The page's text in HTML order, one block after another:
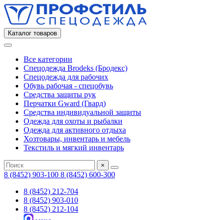
Каталог товаров
Все категории
Спецодежда Brodeks (Бродекс)
Спецодежда для рабочих
Обувь рабочая - спецобувь
Средства защиты рук
Перчатки Gward (Гвард)
Средства индивидуальной защиты
Одежда для охоты и рыбалки
Одежда для активного отдыха
Хозтовары, инвентарь и мебель
Текстиль и мягкий инвентарь
×
8 (8452) 903-100 8 (8452) 600-300
8 (8452) 212-704
8 (8452) 903-010
8 (8452) 212-104